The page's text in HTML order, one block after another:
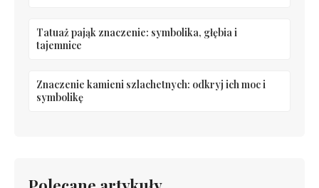
Tatuaż pająk znaczenie: symbolika, głębia i
tajemnice
Znaczenie kamieni szlachetnych: odkryj ich moc i
symbolikę